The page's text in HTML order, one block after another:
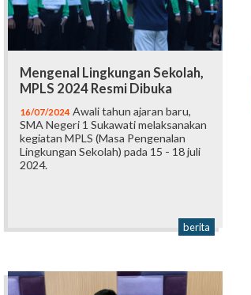
Mengenal Lingkungan Sekolah,
MPLS 2024 Resmi Dibuka
16/07/2024 Awali tahun ajaran baru,
SMA Negeri 1 Sukawati melaksanakan
kegiatan MPLS (Masa Pengenalan
Lingkungan Sekolah) pada 15 - 18 juli
2024.
berita